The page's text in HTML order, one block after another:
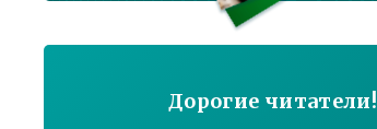
Дорогие читатели!